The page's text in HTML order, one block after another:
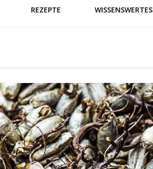
REZEPTE WISSENSWERTES